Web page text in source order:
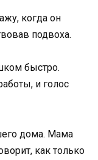
когда он
подвоха.
быстро.
и голос
дома. Мама
как только